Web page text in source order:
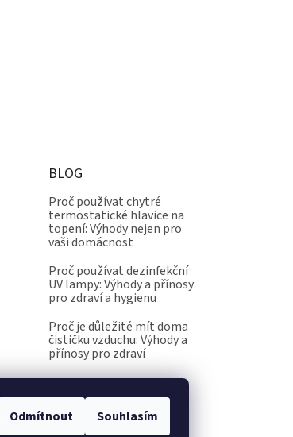
Odmítnout Souhlasím
BLOG
Proč používat chytré
termostatické hlavice na
topení: Výhody nejen pro
vaši domácnost
Proč používat dezinfekční
UV lampy: Výhody a přínosy
pro zdraví a hygienu
Proč je důležité mít doma
čističku vzduchu: Výhody a
přínosy pro zdraví